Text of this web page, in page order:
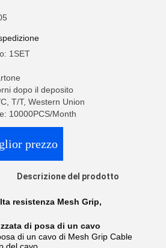
1SET
dopo il deposito
T/T, Western Union
10000PCS/Month
prezzo
Descrizione del prodotto
resistenza Mesh Grip,
di posa di un cavo
di un cavo di Mesh Grip Cable